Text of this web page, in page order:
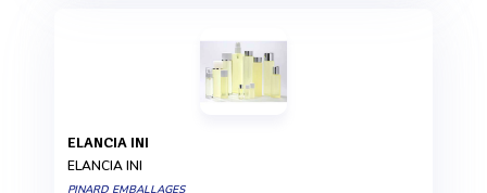
ELANCIA INI
ELANCIA INI
PINARD EMBALLAGES